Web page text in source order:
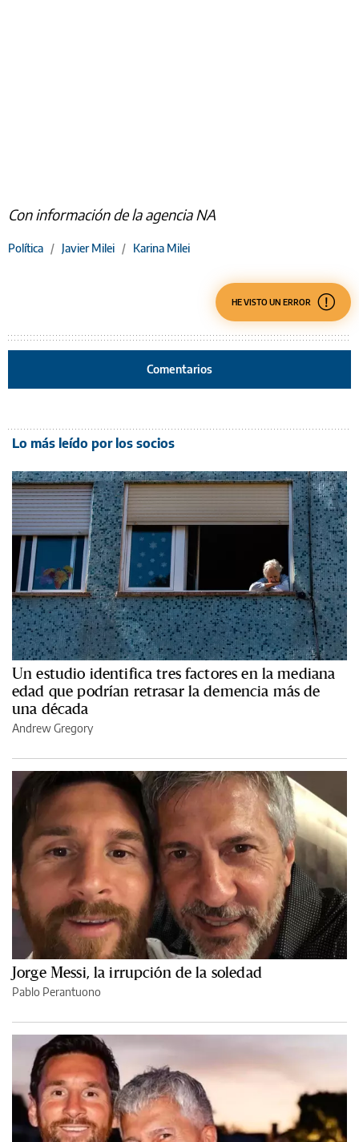
Con información de la agencia NA
Política / Javier Milei / Karina Milei
HE VISTO UN ERROR
Comentarios
Lo más leído por los socios
Un estudio identifica tres factores en la mediana
edad que podrían retrasar la demencia más de
una década
Andrew Gregory
Jorge Messi, la irrupción de la soledad
Pablo Perantuono